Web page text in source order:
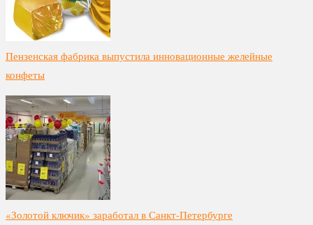
Пензенская фабрика выпустила инновационные желейные
конфеты
«Золотой ключик» заработал в Санкт-Петербурге